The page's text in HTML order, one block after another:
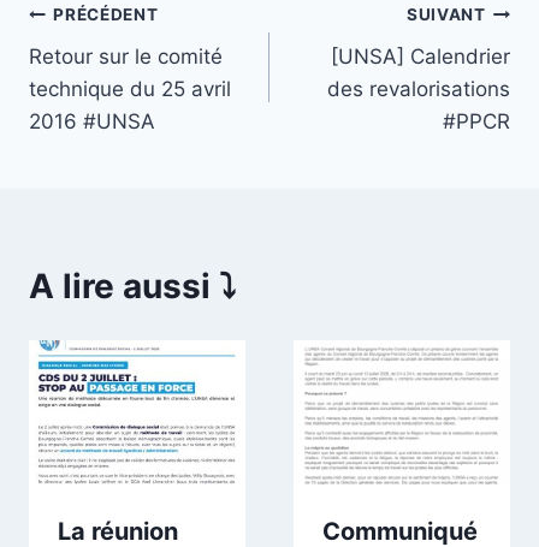
Navigation
de
l’article
PRÉCÉDENT
Retour sur le comité
technique du 25 avril
2016 #UNSA
SUIVANT
[UNSA] Calendrier
des revalorisations
#PPCR
A lire aussi ⤵️
La réunion
Communiqué